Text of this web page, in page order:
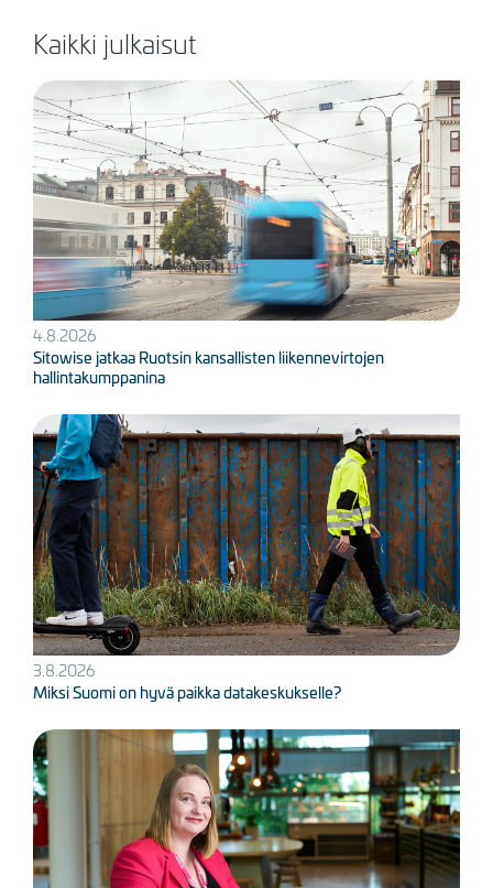
Kaikki julkaisut
Kuva
4.8.2026
Sitowise jatkaa Ruotsin kansallisten liikennevirtojen
hallintakumppanina
Kuva
3.8.2026
Miksi Suomi on hyvä paikka datakeskukselle?
Kuva